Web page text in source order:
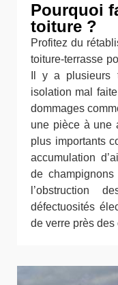
Pourquoi
toiture ?
Profitez du
toiture-terrasse
Il y a plusieurs
isolation mal
dommages
une pièce à une
plus importants
accumulation
de
l’obstruction
défectuosités
de verre près des